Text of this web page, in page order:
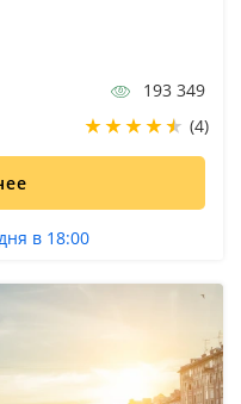
193 349
(4)
в 18:00